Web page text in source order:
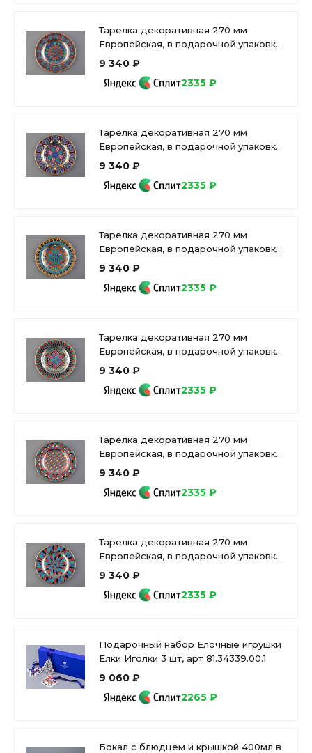
Тарелка декоративная 270 мм
Европейская, в подарочной упаковке,
рисунок Готическая 2 арт.
9 340 ₽
2335 ₽
Тарелка декоративная 270 мм
Европейская, в подарочной упаковке,
рисунок Готическая 11 арт. 81.25631.00.1
9 340 ₽
2335 ₽
Тарелка декоративная 270 мм
Европейская, в подарочной упаковке,
рисунок Готическая 10 арт.
9 340 ₽
2335 ₽
Тарелка декоративная 270 мм
Европейская, в подарочной упаковке,
рисунок Готическая 4 арт.
9 340 ₽
2335 ₽
Тарелка декоративная 270 мм
Европейская, в подарочной упаковке,
рисунок Готическая 1 арт. 81.27117.00.1
9 340 ₽
2335 ₽
Тарелка декоративная 270 мм
Европейская, в подарочной упаковке,
рисунок Готическая 3 арт.
9 340 ₽
2335 ₽
Подарочный набор Елочные игрушки
Елки Иголки 3 шт, арт 81.34339.00.1
9 060 ₽
2265 ₽
Бокал с блюдцем и крышкой 400мл в